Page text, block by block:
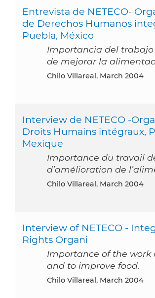
Entrevista de NETECO-
de Derechos Humanos
Puebla, México
Importancia del
de mejorar la
Chilo Villareal, March 2004
Interview de NETECO -
Droits Humains intégraux,
Mexique
Importance du travail
d’amélioration de
Chilo Villareal, March 2004
Interview of NETECO -
Rights Organi
Importance of the work
and to improve food.
Chilo Villareal, March 2004